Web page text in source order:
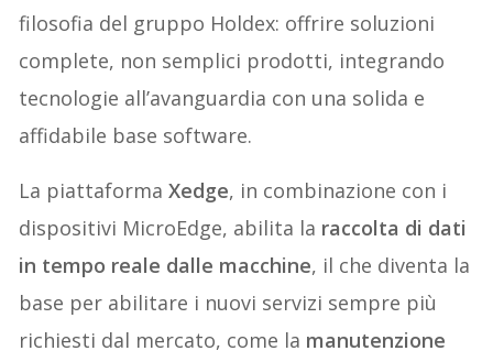
filosofia del gruppo Holdex: offrire soluzioni
complete, non semplici prodotti, integrando
tecnologie all’avanguardia con una solida e
affidabile base software.
La piattaformaXedge, in combinazione con i
dispositivi MicroEdge, abilita la raccolta di dati
in tempo reale dalle macchine, il che diventa la
base per abilitare i nuovi servizi sempre più
richiesti dal mercato, come la manutenzione